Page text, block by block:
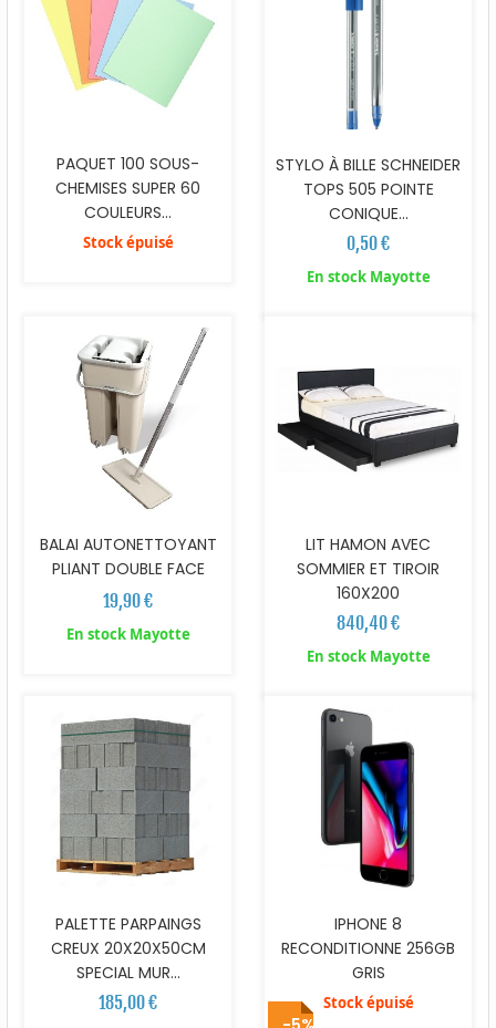
PAQUET 100 SOUS-
CHEMISES SUPER 60
COULEURS...
Stock épuisé
STYLO À BILLE SCHNEIDER
TOPS 505 POINTE
CONIQUE...
0,50 €
En stock Mayotte
BALAI AUTONETTOYANT
PLIANT DOUBLE FACE
19,90 €
En stock Mayotte
LIT HAMON AVEC
SOMMIER ET TIROIR
160X200
840,40 €
En stock Mayotte
PALETTE PARPAINGS
CREUX 20X20X50CM
SPECIAL MUR...
185,00 €
IPHONE 8
RECONDITIONNE 256GB
GRIS
Stock épuisé